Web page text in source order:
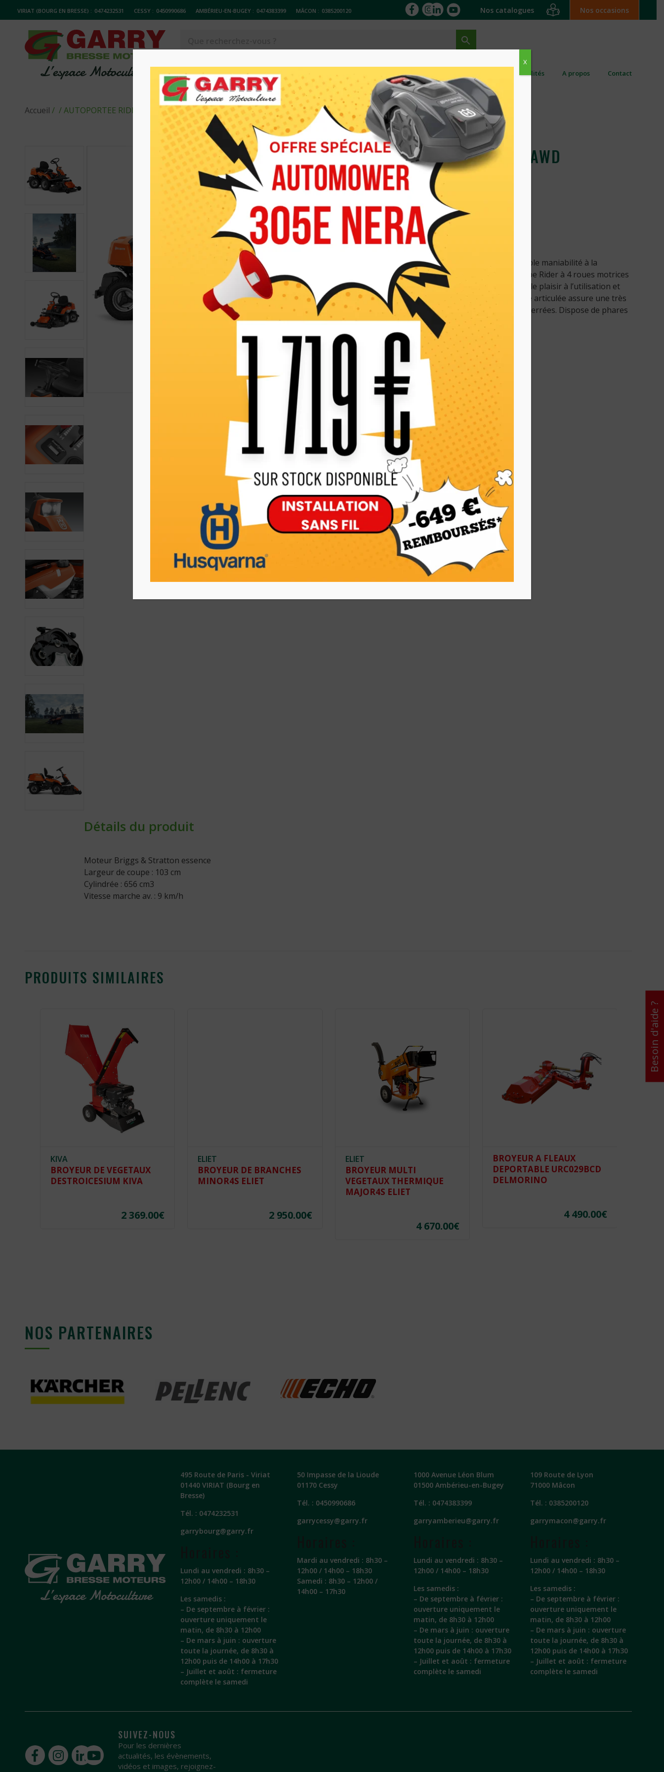
Besoin d'aide ?
VIRIAT (BOURG EN BRESSE) : 0474232531 CESSY : 0450990686 AMBÉRIEU-EN-BUGEY : 0474383399 MÂCON : 0385200120 Nos catalogues Nos occasions
MATERIELS ACCESSOIRES Occasions Actualités A propos Contact
Accueil / / AUTOPORTEE RIDER R216TAWD COMBI103 HUSQVARNA
Détails du produit
Moteur Briggs & Stratton essence
Largeur de coupe : 103 cm
Cylindrée : 656 cm3
Vitesse marche av. : 9 km/h
AUTOPORTEE RIDER R216TAWD
COMBI103 HUSQVARNA
7 598.00€
Caractéristiques principales
Combinant la facilité d’utilisation et une remarquable maniabilité à la
puissance et aux performances, cette tondeuse type Rider à 4 roues motrices
et dotée d’un moteur bicylindre procure un véritable plaisir à l’utilisation et
garantit d’excellents résultats. La direction assistée articulée assure une très
grande manœuvrabilité dans les courbes les plus serrées. Dispose de phares
à LED et d’un démarrage facile.
PRODUITS SIMILAIRES
KIVA
BROYEUR DE VEGETAUX
DESTROICESIUM KIVA
2 369.00€
ELIET
BROYEUR DE BRANCHES
MINOR4S ELIET
2 950.00€
ELIET
BROYEUR MULTI
VEGETAUX THERMIQUE
MAJOR4S ELIET
4 670.00€
BROYEUR A FLEAUX
DEPORTABLE URC029BCD
DELMORINO
4 490.00€
NOS PARTENAIRES
495 Route de Paris - Viriat
01440 VIRIAT (Bourg en
Bresse)
Tél. : 0474232531
garrybourg@garry.fr
Lundi au vendredi : 8h30 –
12h00 / 14h00 – 18h30
Les samedis :
– De septembre à février :
ouverture uniquement le
matin, de 8h30 à 12h00
– De mars à juin : ouverture
toute la journée, de 8h30 à
12h00 puis de 14h00 à 17h30
– Juillet et août : fermeture
complète le samedi
50 Impasse de la Lioude
01170 Cessy
Tél. : 0450990686
garrycessy@garry.fr
Mardi au vendredi : 8h30 –
12h00 / 14h00 – 18h30
Samedi : 8h30 – 12h00 /
14h00 – 17h30
1000 Avenue Léon Blum
01500 Ambérieu-en-Bugey
Tél. : 0474383399
garryamberieu@garry.fr
Lundi au vendredi : 8h30 –
12h00 / 14h00 – 18h30
Les samedis :
– De septembre à février :
ouverture uniquement le
matin, de 8h30 à 12h00
– De mars à juin : ouverture
toute la journée, de 8h30 à
12h00 puis de 14h00 à 17h30
– Juillet et août : fermeture
complète le samedi
109 Route de Lyon
71000 Mâcon
Tél. : 0385200120
garrymacon@garry.fr
Lundi au vendredi : 8h30 –
12h00 / 14h00 – 18h30
Les samedis :
– De septembre à février :
ouverture uniquement le
matin, de 8h30 à 12h00
– De mars à juin : ouverture
toute la journée, de 8h30 à
12h00 puis de 14h00 à 17h30
– Juillet et août : fermeture
complète le samedi
SUIVEZ-NOUS
Pour les dernières
actualités, les évènements,
vidéos et images, rejoignez-
X